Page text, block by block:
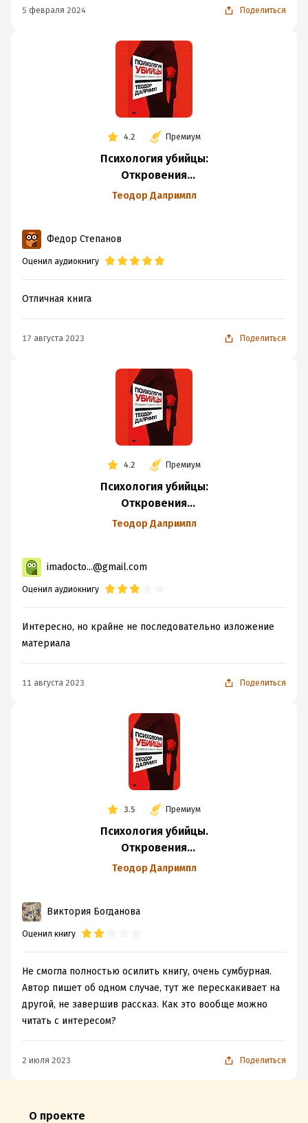
5 февраля 2024 Поделиться
4.2 Премиум
Психология убийцы:
Откровения
тюремного
Теодор Далримпл
Федор Степанов
Оценил аудиокнигу
Отличная книга
17 августа 2023 Поделиться
4.2 Премиум
Психология убийцы:
Откровения
тюремного
Теодор Далримпл
imadocto...@gmail.com
Оценил аудиокнигу
Интересно, но крайне не последовательно изложение
материала
11 августа 2023 Поделиться
3.5 Премиум
Психология убийцы.
Откровения
тюремного
Теодор Далримпл
Виктория Богданова
Оценил книгу
Не смогла полностью осилить книгу, очень сумбурная.
Автор пишет об одном случае, тут же перескакивает на
другой, не завершив рассказ. Как это вообще можно
читать с интересом?
2 июля 2023 Поделиться
О проекте